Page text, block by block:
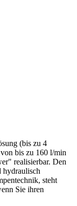
(bis zu 4
bis zu 160 l/min
realisierbar. Den
steht
Sie ihren